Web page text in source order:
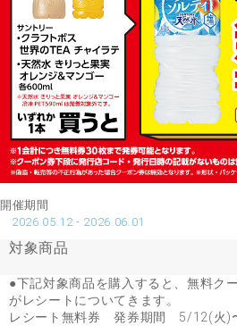
開催期間
2026.05.12 - 2026.06.01
対象商品
●下記対象商品を購入すると、無料ク
がレシートについてきます。
レシート無料券 発券期間 5/12(火)